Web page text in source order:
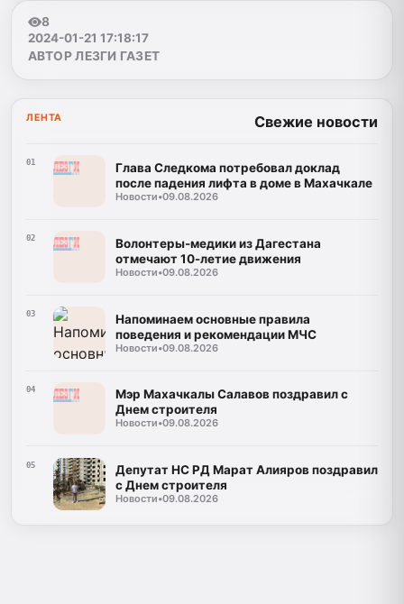
8
2024-01-21 17:18:17
АВТОР ЛЕЗГИ ГАЗЕТ
ЛЕНТА Свежие новости
01
Глава Следкома потребовал доклад
после падения лифта в доме в Махачкале
Новости•09.08.2026
02
Волонтеры-медики из Дагестана
отмечают 10-летие движения
Новости•09.08.2026
03
Напоминаем основные правила
поведения и рекомендации МЧС
Новости•09.08.2026
04
Мэр Махачкалы Салавов поздравил с
Днем строителя
Новости•09.08.2026
05
Депутат НС РД Марат Алияров поздравил
с Днем строителя
Новости•09.08.2026